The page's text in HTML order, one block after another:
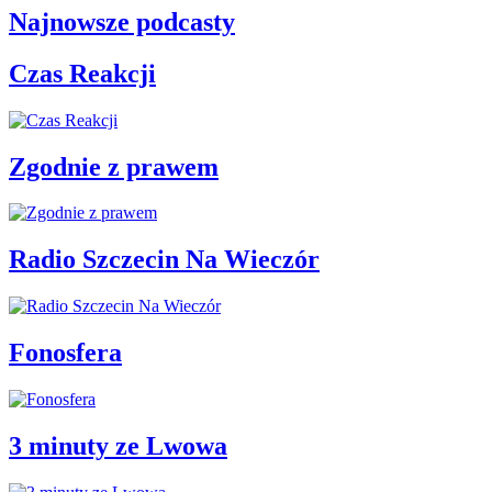
Najnowsze podcasty
Czas Reakcji
Zgodnie z prawem
Radio Szczecin Na Wieczór
Fonosfera
3 minuty ze Lwowa